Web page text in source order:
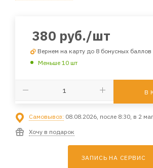
380 руб./шт
Вернем на карту до 8 бонусных баллов
Меньше 10 шт
В
Самовывоз: 08.08.2026, после 8:30, в 2
Хочу в подарок
ЗАПИСЬ НА СЕРВИС